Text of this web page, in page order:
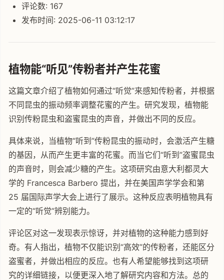
评论数: 167
发布时间: 2025-06-11 03:12:17
植物能“听见”传粉者并产生花蜜
这篇文章介绍了植物如何通过“听觉”来感知传粉者，并根据
不同昆虫的振动频率调整花蜜的产生。研究发现，植物能
识别传粉昆虫和盗蜜昆虫的声音，并做出不同的反应。
具体来说，当植物“听到”传粉昆虫的振动时，会激活产生糖
的基因，从而产生更丰富的花蜜。而当它们“听到”盗蜜昆虫
的声音时，则会减少糖的产生。这项研究由意大利都灵大
学的 Francesca Barbero 提出，并在美国声学学会和第
25 届国际声学大会上进行了展示。这种反应表明植物具有
一定的“听觉”辨别能力。
评论区对这一发现表示惊讶，并对植物的这种能力感到好
奇。有人指出，植物不仅能识别“高效”的传粉者，还能区分
盗蜜者，并做出相应的反应。也有人希望能够找到这项研
究的详细链接，以便更深入地了解研究内容和方法。总的